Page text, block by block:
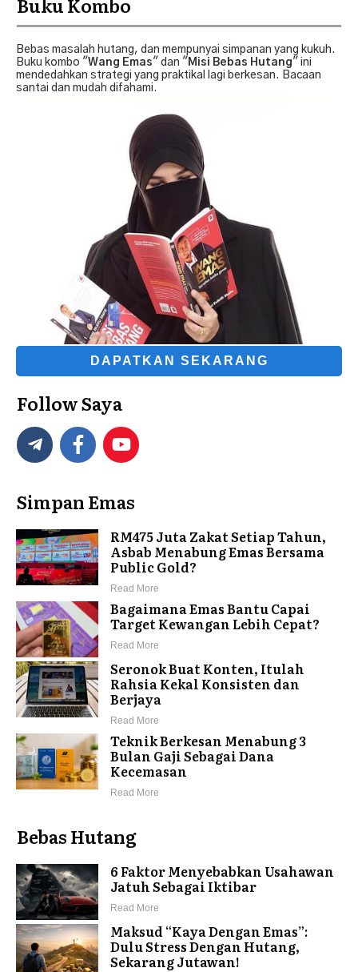
Bebas masalah hutang, dan mempunyai simpanan yang kukuh.
Buku kombo "Wang Emas" dan " Misi Bebas Hutang" ini
mendedahkan strategi yang praktikal lagi berkesan. Bacaan
santai dan mudah difahami.
DAPATKAN SEKARANG
Follow Saya
Simpan Emas
RM475 Juta Zakat Setiap Tahun,
Asbab Menabung Emas Bersama
Public Gold?
Read More
Bagaimana Emas Bantu Capai
Target Kewangan Lebih Cepat?
Read More
Seronok Buat Konten, Itulah
Rahsia Kekal Konsisten dan
Berjaya
Read More
Teknik Berkesan Menabung 3
Bulan Gaji Sebagai Dana
Kecemasan
Read More
Bebas Hutang
6 Faktor Menyebabkan Usahawan
Jatuh Sebagai Iktibar
Read More
Maksud “Kaya Dengan Emas”:
Dulu Stress Dengan Hutang,
Sekarang Jutawan!